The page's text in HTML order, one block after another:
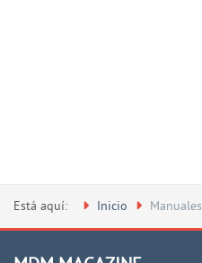
Está aquí: Inicio Manuales